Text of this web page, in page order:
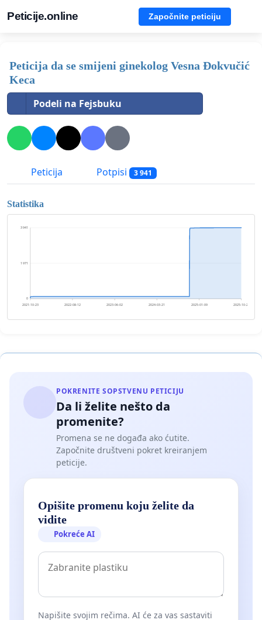
Peticije.online Započnite peticiju
Peticija da se smijeni ginekolog Vesna Đokvučić
Keca
Podeli na Fejsbuku
Peticija Potpisi 3 941
Statistika
0
1 971
3 941
2021-10-23 2022-08-12 2023-06-02 2024-03-21 2025-01-09 2025-10-29
POKRENITE SOPSTVENU PETICIJU
Da li želite nešto da
promenite?
Promena se ne događa ako ćutite.
Započnite društveni pokret kreiranjem
peticije.
Opišite promenu koju želite da
vidite
Pokreće AI
Napišite svojim rečima. AI će za vas sastaviti